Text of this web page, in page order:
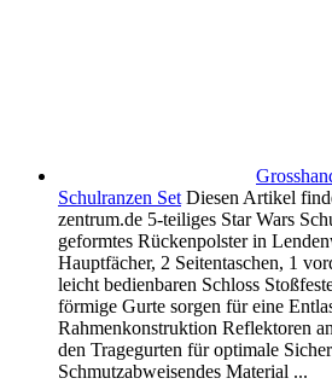
Schulranzen Set Diesen Artikel
zentrum.de 5-teiliges Star Wars
geformtes Rückenpolster in
Hauptfächer, 2 Seitentaschen, 1
leicht bedienbaren Schloss
förmige Gurte sorgen für eine
Rahmenkonstruktion Reflektoren
den Tragegurten für optimale
Schmutzabweisendes Material ...